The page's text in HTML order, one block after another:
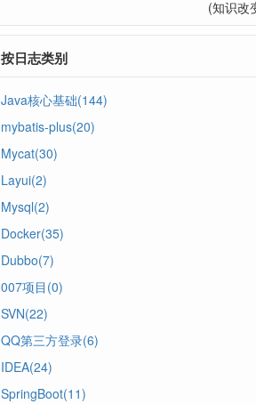
(知识改
按日志类别
Java核心基础(144)
mybatis-plus(20)
Mycat(30)
Layui(2)
Mysql(2)
Docker(35)
Dubbo(7)
007项目(0)
SVN(22)
QQ第三方登录(6)
IDEA(24)
SpringBoot(11)